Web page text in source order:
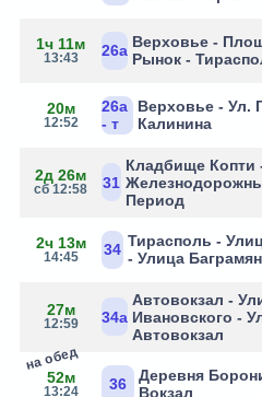
1ч 11м
13:43 26а Верховье -
Рынок -
20м
12:52
26а
- т
Верховье - Ул.
Калинина
2д 26м
сб 12:58 31
Кладбище Копти
Период
2ч 13м
14:45 34 Тирасполь -
- Улица
27м
12:59 34а
Автовокзал -
Ивановского -
Автовокзал
52м
13:24
на обед
36
Деревня
Вокзал